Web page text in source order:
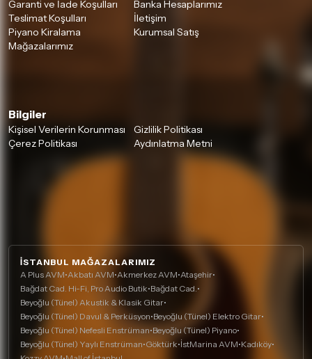
Garanti ve İade Koşulları
Banka Hesaplarımız
Teslimat Koşulları
İletişim
Piyano Kiralama
Kurumsal Satış
Mağazalarımız
Bilgiler
Kişisel Verilerin Korunması
Gizlilik Politikası
Çerez Politikası
Aydınlatma Metni
İSTANBUL MAĞAZALARIMIZ
A Plus AVM•Akbatı AVM•Akmerkez AVM•Ataşehir•
Bağdat Cad. Hi-Fi, Pro Audio Butik•Bağdat Cad.•
Beyoğlu (Tünel) Akustik & Klasik Gitar•
Beyoğlu (Tünel) Davul & Perküsyon•Beyoğlu (Tünel) Elektro Gitar•
Beyoğlu (Tünel) Nefesli Enstrüman•Beyoğlu (Tünel) Piyano•
Beyoğlu (Tünel) Yaylı Enstrüman•Göktürk•İstMarina AVM•Kadıköy•